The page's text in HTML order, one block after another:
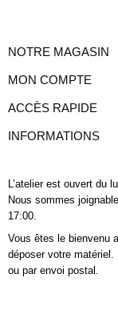
NOTRE MAGASIN
MON COMPTE
ACCÈS RAPIDE
INFORMATIONS
L’atelier est ouvert du
Nous sommes
17:00.
Vous êtes le bienvenu
déposer votre
ou par envoi postal.